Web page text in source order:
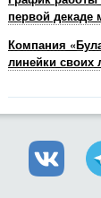
первой декаде
Компания
линейки своих